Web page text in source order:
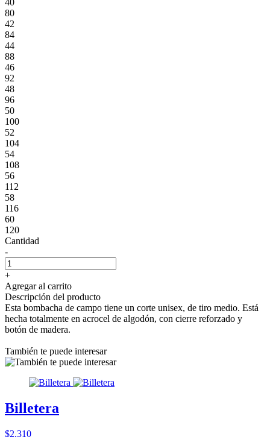
80
42
84
44
88
46
92
48
96
50
100
52
104
54
108
56
112
58
116
60
120
Cantidad
-
+
Agregar al carrito
Descripción del producto
Esta bombacha de campo tiene un corte unisex, de tiro medio. Está
hecha totalmente en acrocel de algodón, con cierre reforzado y
botón de madera.
También te puede interesar
Billetera
$2.310